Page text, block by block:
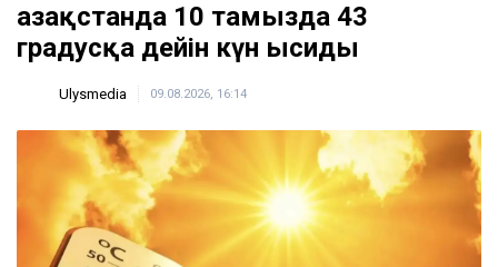
Қазақстанда 10 тамызда 43
градусқа дейін күн ысиды
Ulysmedia 09.08.2026, 16:14